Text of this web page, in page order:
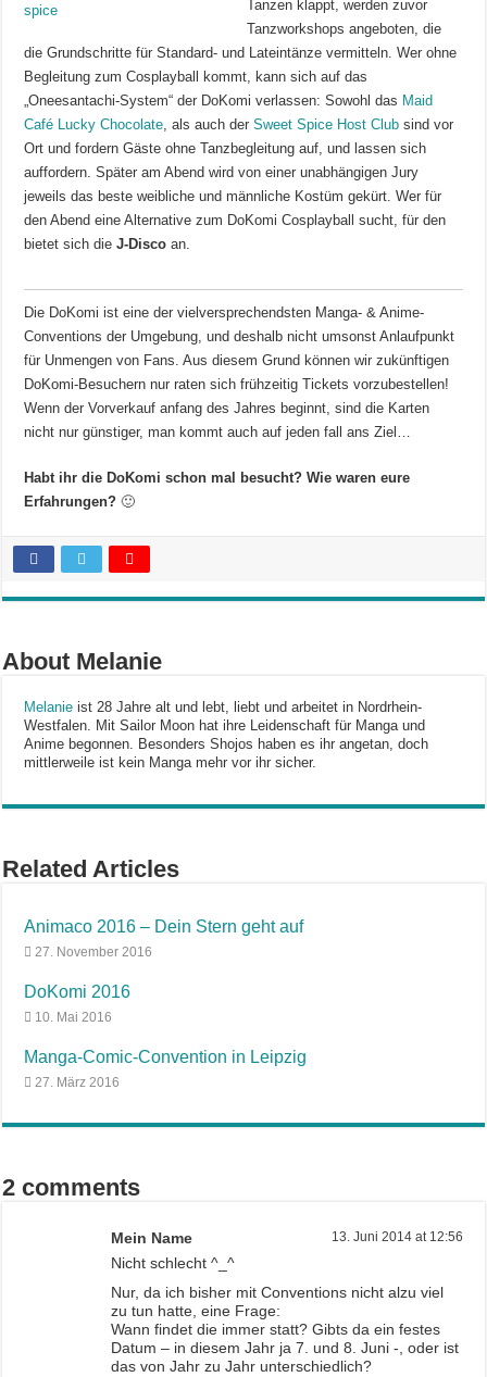
Tanzen klappt, werden zuvor
Tanzworkshops angeboten, die
die Grundschritte fürStandard- und Lateintänze vermitteln. Wer ohne
Begleitung zum Cosplayball kommt, kann sich auf das
„Oneesantachi-System“ der DoKomi verlassen: Sowohl das Maid
Café Lucky Chocolate, als auch derSweet Spice Host Club sind vor
Ort und fordern Gäste ohne Tanzbegleitung auf, und lassen sich
auffordern. Später am Abend wird von einer unabhängigen Jury
jeweils das beste weibliche und männliche Kostüm gekürt. Wer für
den Abend eine Alternative zum DoKomi Cosplayball sucht, für den
bietet sich dieJ-Disco an.
Die DoKomi ist eine der vielversprechendsten Manga- & Anime-
Conventions der Umgebung, und deshalb nicht umsonst Anlaufpunkt
für Unmengen von Fans. Aus diesem Grund können wir zukünftigen
DoKomi-Besuchern nur raten sich frühzeitig Tickets vorzubestellen!
Wenn der Vorverkauf anfang des Jahres beginnt, sind die Karten
nicht nur günstiger, man kommt auch auf jeden fall ans Ziel…
Habt ihr die DoKomi schon mal besucht? Wie waren eure
Erfahrungen? 🙂
About Melanie
Melanie ist 28 Jahre alt und lebt, liebt und arbeitet in Nordrhein-
Westfalen. Mit Sailor Moon hat ihre Leidenschaft für Manga und
Anime begonnen. Besonders Shojos haben es ihr angetan, doch
mittlerweile ist kein Manga mehr vor ihr sicher.
Related Articles
Animaco 2016 – Dein Stern geht auf
27. November 2016
DoKomi 2016
10. Mai 2016
Manga-Comic-Convention in Leipzig
27. März 2016
2 comments
Mein Name 13. Juni 2014 at 12:56
Nicht schlecht ^_^
Nur, da ich bisher mit Conventions nicht alzu viel
zu tun hatte, eine Frage:
Wann findet die immer statt? Gibts da ein festes
Datum – in diesem Jahr ja 7. und 8. Juni -, oder ist
das von Jahr zu Jahr unterschiedlich?